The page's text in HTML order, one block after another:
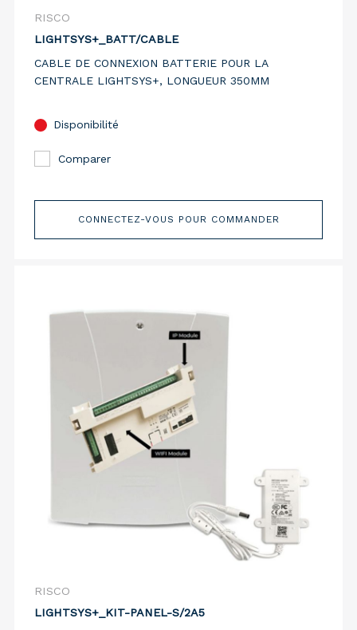
RISCO
LIGHTSYS+_BATT/CABLE
CABLE DE CONNEXION BATTERIE POUR LA
CENTRALE LIGHTSYS+, LONGUEUR 350MM
Disponibilité
Comparer
CONNECTEZ-VOUS POUR COMMANDER
RISCO
LIGHTSYS+_KIT-PANEL-S/2A5